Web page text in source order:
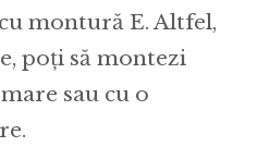
montură E. Altfel,
poți să montezi
sau cu o